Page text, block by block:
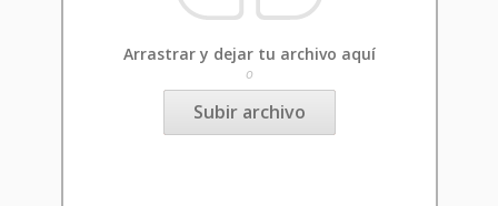
Arrastrar y dejar tu archivo aquí
o
Subir archivo